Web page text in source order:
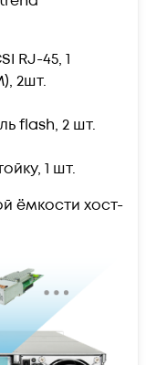
RJ-45, 1
2шт.
flash, 2 шт.
1 шт.
ёмкости хост-